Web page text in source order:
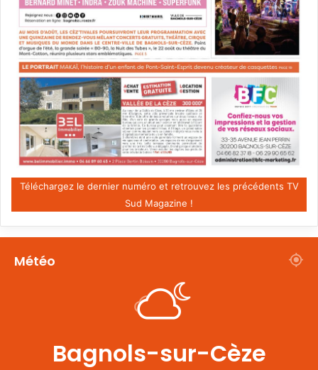
Téléchargez le dernier numéro et retrouvez les précédents TV
Sud Magazine !
Météo
Bagnols-sur-Cèze